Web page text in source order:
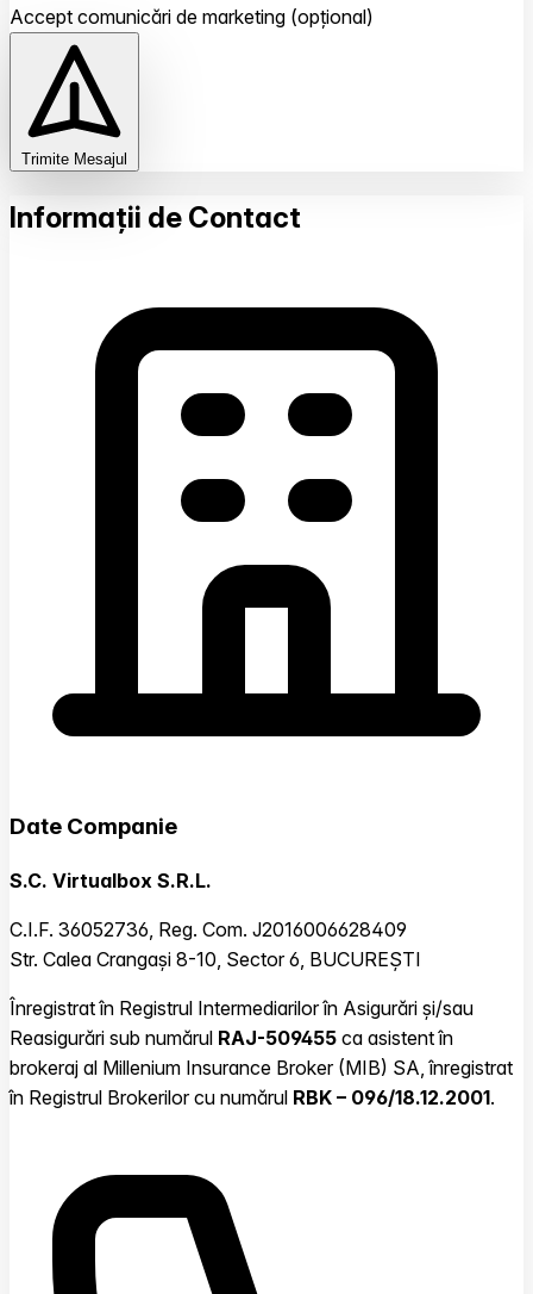
Accept comunicări de marketing (opțional)
Trimite Mesajul
Informații de Contact
Date Companie
S.C. Virtualbox S.R.L.
C.I.F. 36052736, Reg. Com. J2016006628409
Str. Calea Crangași 8-10, Sector 6, BUCUREȘTI
Înregistrat în Registrul Intermediarilor în Asigurări și/sau
Reasigurări sub numărul RAJ-509455 ca asistent în
brokeraj al Millenium Insurance Broker (MIB) SA, înregistrat
în Registrul Brokerilor cu numărul RBK – 096/18.12.2001.